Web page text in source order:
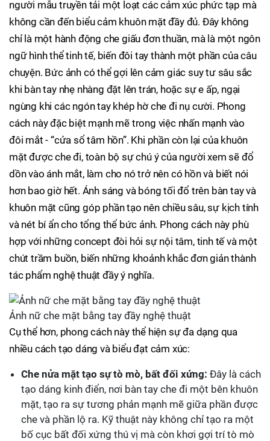
người mẫu truyền tải một loạt các cảm xúc phức tạp mà
không cần đến biểu cảm khuôn mặt đầy đủ. Đây không
chỉ là một hành động che giấu đơn thuần, mà là một ngôn
ngữ hình thể tinh tế, biến đôi tay thành một phần của câu
chuyện. Bức ảnh có thể gợi lên cảm giác suy tư sâu sắc
khi bàn tay nhẹ nhàng đặt lên trán, hoặc sự e ấp, ngại
ngùng khi các ngón tay khép hờ che đi nụ cười. Phong
cách này đặc biệt mạnh mẽ trong việc nhấn mạnh vào
đôi mắt - “cửa sổ tâm hồn”. Khi phần còn lại của khuôn
mặt được che đi, toàn bộ sự chú ý của người xem sẽ đổ
dồn vào ánh mắt, làm cho nó trở nên có hồn và biết nói
hơn bao giờ hết. Ánh sáng và bóng tối đổ trên bàn tay và
khuôn mặt cũng góp phần tạo nên chiều sâu, sự kịch tính
và nét bí ẩn cho tổng thể bức ảnh. Phong cách này phù
hợp với những concept đòi hỏi sự nội tâm, tinh tế và một
chút trầm buồn, biến những khoảnh khắc đơn giản thành
tác phẩm nghệ thuật đầy ý nghĩa.
Ảnh nữ che mặt bằng tay đầy nghệ thuật
Cụ thể hơn, phong cách này thể hiện sự đa dạng qua
nhiều cách tạo dáng và biểu đạt cảm xúc:
Che nửa mặt tạo sự tò mò, bất đối xứng: Đây là cách
tạo dáng kinh điển, nơi bàn tay che đi một bên khuôn
mặt, tạo ra sự tương phản mạnh mẽ giữa phần được
che và phần lộ ra. Kỹ thuật này không chỉ tạo ra một
bố cục bất đối xứng thú vị mà còn khơi gợi trí tò mò